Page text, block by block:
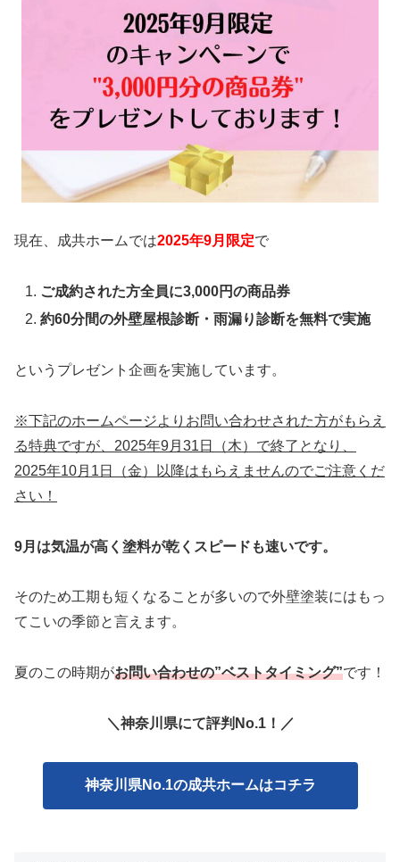
現在、成共ホームでは2025年9月限定で
ご成約された方全員に3,000円の商品券
約60分間の外壁屋根診断・雨漏り診断を無料で実施
というプレゼント企画を実施しています。
※下記のホームページよりお問い合わせされた方がもらえ
る特典ですが、2025年9月31日（木）で終了となり、
2025年10月1日（金）以降はもらえませんのでご注意くだ
さい！
9月は気温が高く塗料が乾くスピードも速いです。
そのため工期も短くなることが多いので外壁塗装にはもっ
てこいの季節と言えます。
夏のこの時期がお問い合わせの”ベストタイミング”です！
＼神奈川県にて評判No.1！／
神奈川県No.1の成共ホームはコチラ